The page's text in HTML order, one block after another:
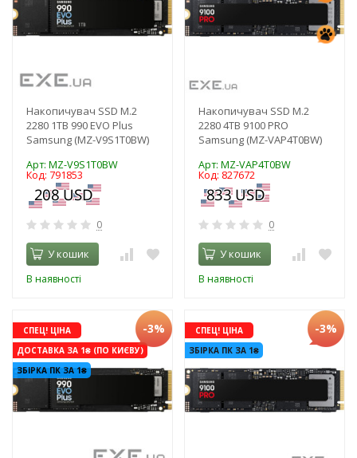
Накопичувач SSD M.2
2280 1TB 990 EVO Plus
Samsung (MZ-V9S1T0BW)
Арт: MZ-V9S1T0BW
Код: 791853
0
У кошик
В наявності
Накопичувач SSD M.2
2280 4TB 9100 PRO
Samsung (MZ-VAP4T0BW)
Арт: MZ-VAP4T0BW
Код: 827672
0
У кошик
В наявності
СПЕЦ! ЦІНА
ДОСТАВКА ЗА 1₴ (ПО КИЄВУ)
ЗБІРКА ПК ЗА 1₴
-3%
СПЕЦ! ЦІНА
ЗБІРКА ПК ЗА 1₴
-3%